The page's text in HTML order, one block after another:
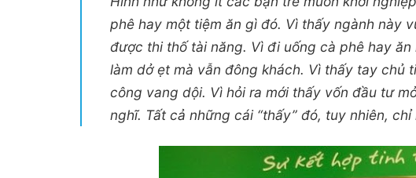
phê hay một tiệm ăn gì đó. Vì thấy ngành này
được thi thố tài năng. Vì đi uống cà phê hay
làm dở ẹt mà vẫn đông khách. Vì thấy tay chủ
công vang dội. Vì hỏi ra mới thấy vốn đầu tư
nghĩ. Tất cả những cái “thấy” đó, tuy nhiên,